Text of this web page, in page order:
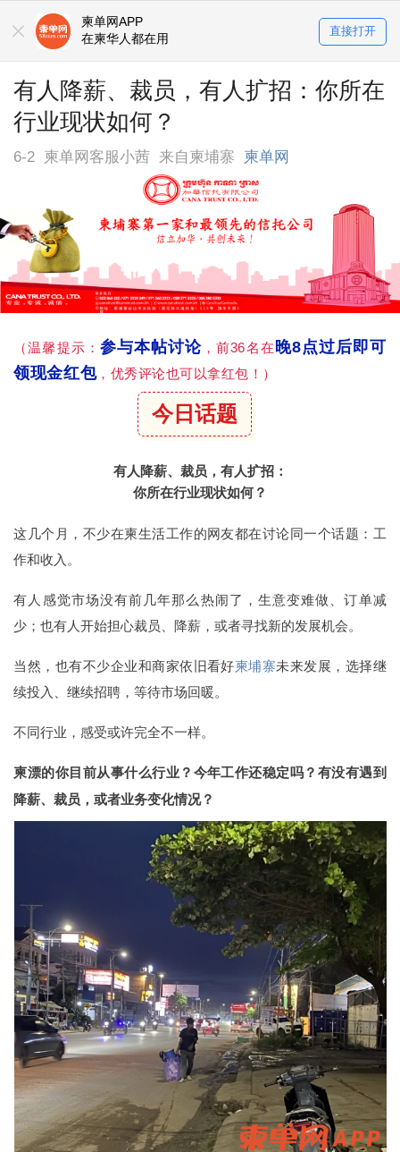
柬单网APP
在柬华人都在用
直接打开
有人降薪、裁员，有人扩招：你所在
行业现状如何？
6-2 柬单网客服小茜 来自柬埔寨 柬单网
（温馨提示： 参与本帖讨论，前36名在 晚8点过后即可
领现金红包，优秀评论也可以拿红包！）
今日话题
有人降薪、裁员，有人扩招：
你所在行业现状如何？
这几个月，不少在柬生活工作的网友都在讨论同一个话题：工
作和收入。
有人感觉市场没有前几年那么热闹了，生意变难做、订单减
少；也有人开始担心裁员、降薪，或者寻找新的发展机会。
当然，也有不少企业和商家依旧看好柬埔寨未来发展，选择继
续投入、继续招聘，等待市场回暖。
不同行业，感受或许完全不一样。
柬漂的你目前从事什么行业？今年工作还稳定吗？有没有遇到
降薪、裁员，或者业务变化情况？